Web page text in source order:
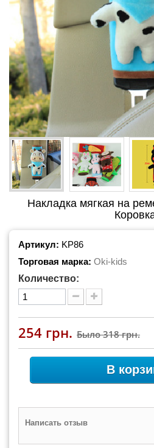
Накладка мягкая на
Артикул: KP86
Торговая марка: Oki-kids
Количество:
254 грн. Было318 грн.
В
Написать отзыв